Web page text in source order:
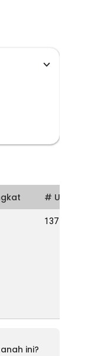
# Units
137
ini?